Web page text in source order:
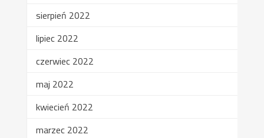
sierpień 2022
lipiec 2022
czerwiec 2022
maj 2022
kwiecień 2022
marzec 2022